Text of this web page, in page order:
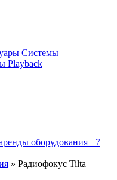
Системы
Playback
оборудования +7
» Радиофокус Tilta